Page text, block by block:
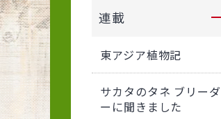
連載
東アジア植物記
サカタのタネ ブリーダ
ーに聞きました